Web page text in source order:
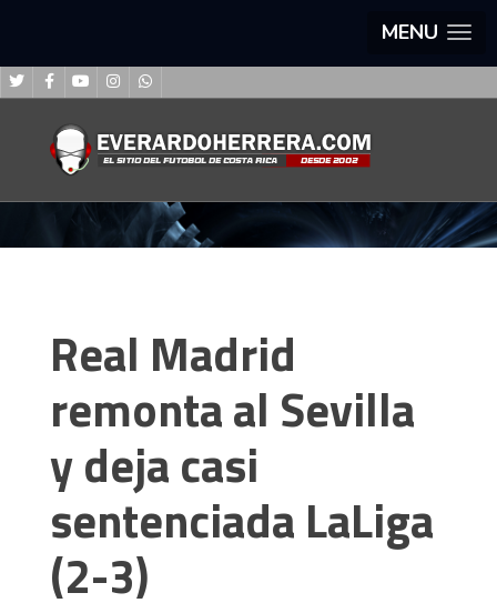
MENU
Real Madrid
remonta al Sevilla
y deja casi
sentenciada LaLiga
(2-3)